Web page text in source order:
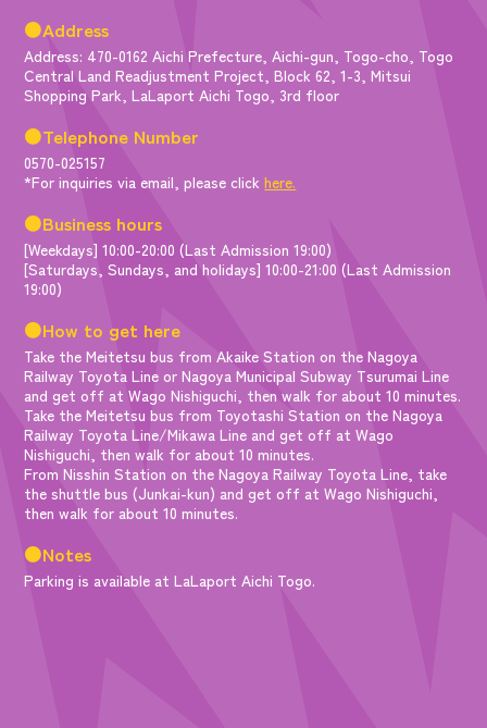
●Address
Address: 470-0162 Aichi Prefecture, Aichi-gun, Togo-cho, Togo
Central Land Readjustment Project, Block 62, 1-3, Mitsui
Shopping Park, LaLaport Aichi Togo, 3rd floor
●Telephone Number
0570-025157
*For inquiries via email, please clickhere.
●Business hours
[Weekdays] 10:00-20:00 (Last Admission 19:00)
[Saturdays, Sundays, and holidays] 10:00-21:00 (Last Admission
19:00)
●How to get here
Take the Meitetsu bus from Akaike Station on the Nagoya
Railway Toyota Line or Nagoya Municipal Subway Tsurumai Line
and get off at Wago Nishiguchi, then walk for about 10 minutes.
Take the Meitetsu bus from Toyotashi Station on the Nagoya
Railway Toyota Line/Mikawa Line and get off at Wago
Nishiguchi, then walk for about 10 minutes.
From Nisshin Station on the Nagoya Railway Toyota Line, take
the shuttle bus (Junkai-kun) and get off at Wago Nishiguchi,
then walk for about 10 minutes.
●Notes
Parking is available at LaLaport Aichi Togo.